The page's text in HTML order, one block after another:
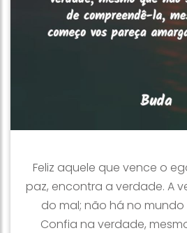
Feliz aquele que vence o
paz, encontra a verdade. A
do mal; não há no
Confia na verdade,